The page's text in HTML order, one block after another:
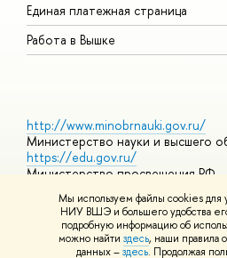
Мы используем файлы cookies для
НИУ ВШЭ и большего удобства
подробную информацию об
можно найти здесь, наши правила
данных –здесь. Продолжая
Единая платежная страница
Работа в Вышке
http://www.minobrnauki.gov.ru/
Министерство науки и высшего
https://edu.gov.ru/
Министерство просвещения РФ
https://elearning.hse.ru/mooc
Массовые открытые онлайн-